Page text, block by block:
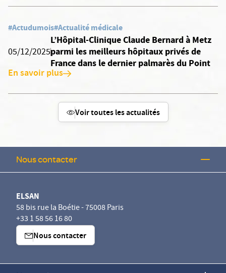
#Actudumois#Actualité médicale
05/12/2025
L’Hôpital-Clinique Claude Bernard à Metz
parmi les meilleurs hôpitaux privés de
France dans le dernier palmarès du Point
En savoir plus
Voir toutes les actualités
Nous contacter
ELSAN
58 bis rue la Boétie - 75008 Paris
+33 1 58 56 16 80
Nous contacter